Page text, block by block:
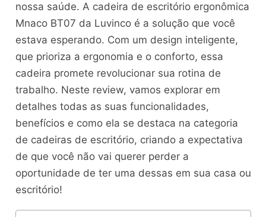
nossa saúde. A cadeira de escritório ergonômica
Mnaco BT07 da Luvinco é a solução que você
estava esperando. Com um design inteligente,
que prioriza a ergonomia e o conforto, essa
cadeira promete revolucionar sua rotina de
trabalho. Neste review, vamos explorar em
detalhes todas as suas funcionalidades,
benefícios e como ela se destaca na categoria
de cadeiras de escritório, criando a expectativa
de que você não vai querer perder a
oportunidade de ter uma dessas em sua casa ou
escritório!